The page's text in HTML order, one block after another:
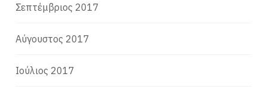
Σεπτέμβριος 2017
Αύγουστος 2017
Ιούλιος 2017